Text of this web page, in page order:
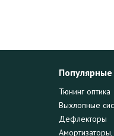
Тюнинг оптика
Выхлопные
Дефлекторы
Амортизаторы,